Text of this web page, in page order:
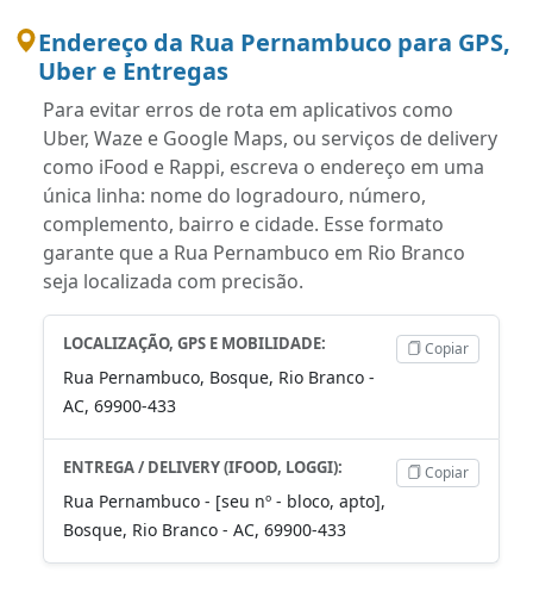
Endereço da Rua Pernambuco para GPS,
Uber e Entregas
Para evitar erros de rota em aplicativos como
Uber, Waze e Google Maps, ou serviços de delivery
como iFood e Rappi, escreva o endereço em uma
única linha: nome do logradouro, número,
complemento, bairro e cidade. Esse formato
garante que a Rua Pernambuco em Rio Branco
seja localizada com precisão.
LOCALIZAÇÃO, GPS E MOBILIDADE:
Rua Pernambuco, Bosque, Rio Branco -
AC, 69900-433
Copiar
ENTREGA / DELIVERY (IFOOD, LOGGI):
Rua Pernambuco - [seu nº - bloco, apto],
Bosque, Rio Branco - AC, 69900-433
Copiar